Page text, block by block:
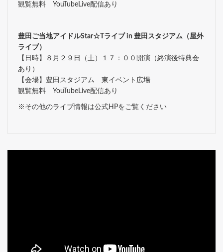
観覧無料 YouTubeLive配信あり
豊田ご当地アイドルStar☆Tライブ in 豊田スタジアム（屋外
ライブ）
【日時】８月２９日（土）１７：００開演（終演後特典会
あり）
【会場】豊田スタジアム 東イベント広場
観覧無料 YouTubeLive配信あり
※その他のライブ情報は公式HPをご覧ください